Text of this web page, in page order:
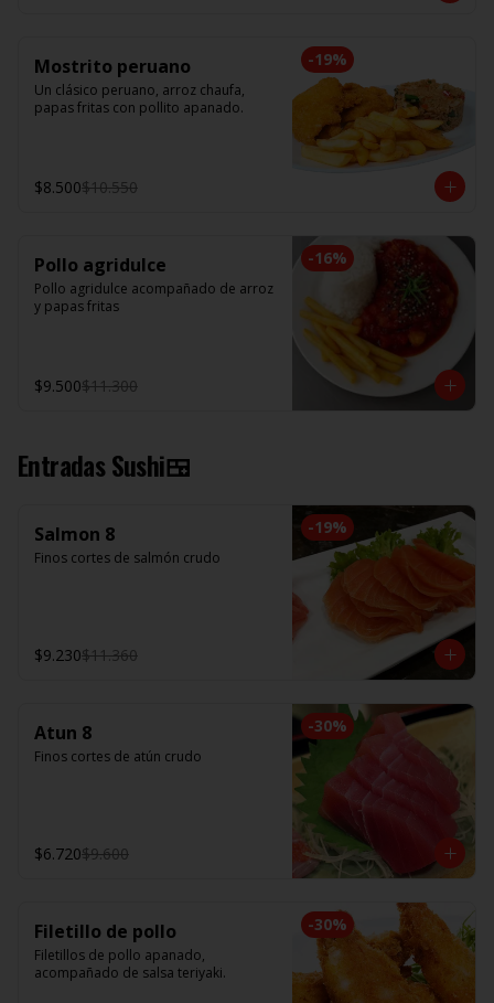
-19%
Mostrito peruano
Un clásico peruano, arroz chaufa,
papas fritas con pollito apanado.
$8.500$10.550
-16%
Pollo agridulce
Pollo agridulce acompañado de arroz
y papas fritas
$9.500$11.300
Entradas Sushi🍱
-19%
Salmon 8
Finos cortes de salmón crudo
$9.230$11.360
-30%
Atun 8
Finos cortes de atún crudo
$6.720$9.600
-30%
Filetillo de pollo
Filetillos de pollo apanado,
acompañado de salsa teriyaki.